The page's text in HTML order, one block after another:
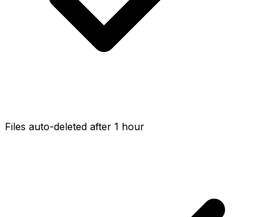
Files auto-deleted after 1 hour